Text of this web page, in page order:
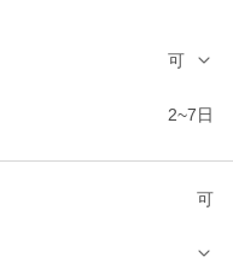
可
2~7日
可